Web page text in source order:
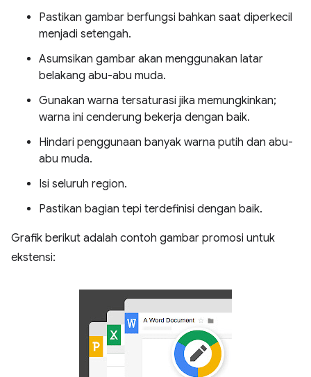
Pastikan gambar berfungsi bahkan saat diperkecil
menjadi setengah.
Asumsikan gambar akan menggunakan latar
belakang abu-abu muda.
Gunakan warna tersaturasi jika memungkinkan;
warna ini cenderung bekerja dengan baik.
Hindari penggunaan banyak warna putih dan abu-
abu muda.
Isi seluruh region.
Pastikan bagian tepi terdefinisi dengan baik.
Grafik berikut adalah contoh gambar promosi untuk
ekstensi: